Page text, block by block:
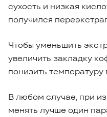
сухость и низкая
получился
Чтобы уменьшить
увеличить закладку
понизить температуру
В любом случае, при
менять лучше один